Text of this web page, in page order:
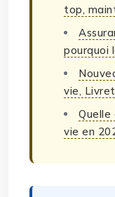
top,
pourquoi
vie,
Quelle
vie en